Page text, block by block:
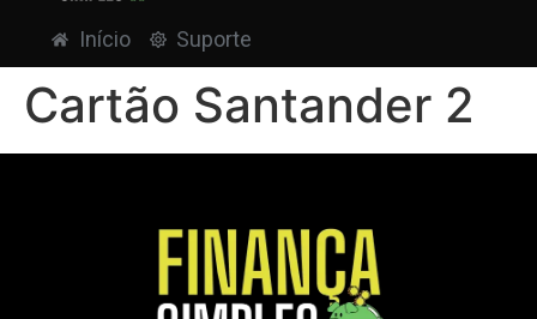
Início Suporte
Cartão Santander 2